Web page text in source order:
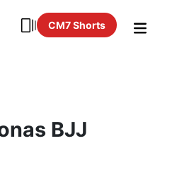
CM7 Shorts
BJJ